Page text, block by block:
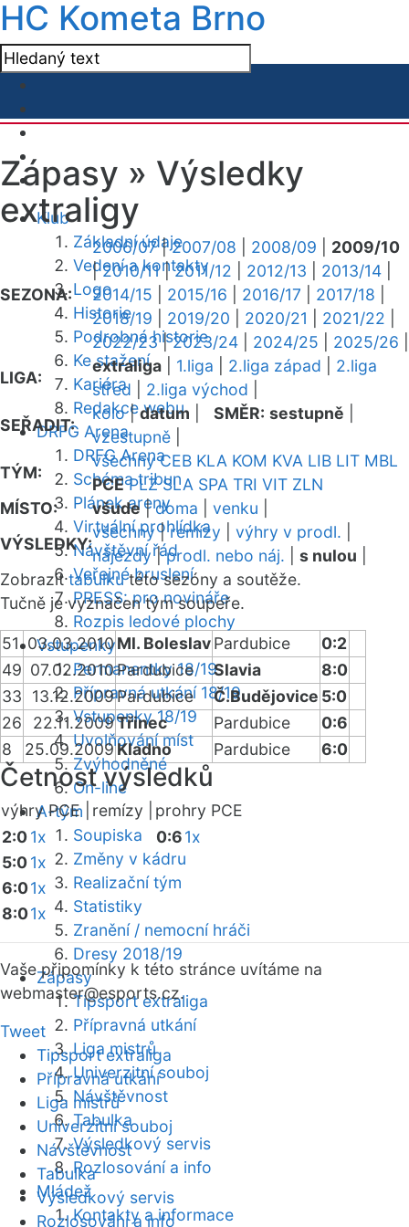
HC Kometa Brno
Klub
Základní údaje
Vedení a kontakty
Logo
Historie
Podrobná historie
Ke stažení
Kariéra
Redakce webu
DRFG Arena
DRFG Arena
Schéma tribun
Plánek areny
Virtuální prohlídka
Návštěvní řád
Veřejné bruslení
PRESS: pro novináře
Rozpis ledové plochy
Vstupenky
Permanentky 18/19
Přípravná utkání 18/19
Vstupenky 18/19
Uvolňování míst
Zvýhodněné
On-line
A-tým
Soupiska
Změny v kádru
Realizační tým
Statistiky
Zranění / nemocní hráči
Dresy 2018/19
Zápasy
Tipsport extraliga
Přípravná utkání
Liga mistrů
Univerzitní souboj
Návštěvnost
Tabulka
Výsledkový servis
Rozlosování a info
Mládež
Kontakty a informace
Zápasy » Výsledky
extraligy
SEZONA:
2006/07|2007/08 2008/09
2009/10
|2010/11|2011/12 2012/13 2013/14
2014/15
2015/16 2016/17 2017/18
2018/19
2019/20 2020/21 2021/22
2022/23|2023/24 2024/25 2025/26
LIGA:
extraliga 1.liga 2.liga západ
2.liga
střed
2.liga východ
SEŘADIT:
kolo|datum SMĚR: sestupně
vzestupně
TÝM:
všechny CEB KLA KOM KVA LIB LIT MBL
PCE PLZ SLA SPA TRI VIT ZLN
MÍSTO:
všude|doma venku
VÝSLEDKY:
všechny|remízy výhry v prodl.
nájezdy|prodl. nebo náj. s nulou
Zobrazittabulkutéto sezóny a soutěže.
Tučně je vyznačen tým soupeře.
51 03.03.2010Ml. BoleslavPardubice
0:2
49 07.02.2010Pardubice Slavia
8:0
33
13.12.2009Pardubice Č.Budějovice 5:0
26
22.11.2009Třinec Pardubice
0:6
8
25.09.2009 Kladno Pardubice 6:0
Četnost výsledků
výhry PCE | remízy |
prohry PCE
2:01x
5:01x
6:01x
8:01x
0:61x
Vaše připomínky k této stránce uvítáme na
webmaster@esports.cz.
Tweet
Tipsport extraliga
Přípravná utkání
Liga mistrů
Univerzitní souboj
Návštěvnost
Tabulka
Výsledkový servis
Rozlosování a info